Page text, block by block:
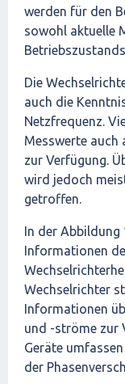
werden für den
sowohl aktuelle
Die
auch die
Netzfrequenz.
Messwerte
zur Verfügung.
wird jedoch
getroffen.
In der Abbildung
Informationen
Wechselrichter
Informationen
und -ströme zur
Geräte
der